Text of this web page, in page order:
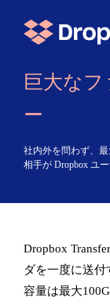
巨大な
ー
社内外を問わず、
相手が Dropbox ユ
Dropbox
ダを一度に送
容量は最大